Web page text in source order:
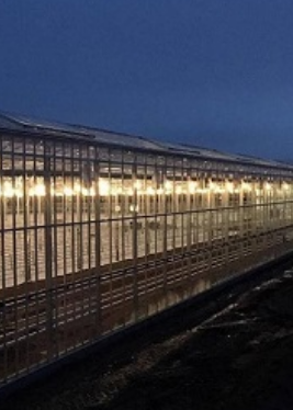
da nas kontaktirate za informacije o
biljaka